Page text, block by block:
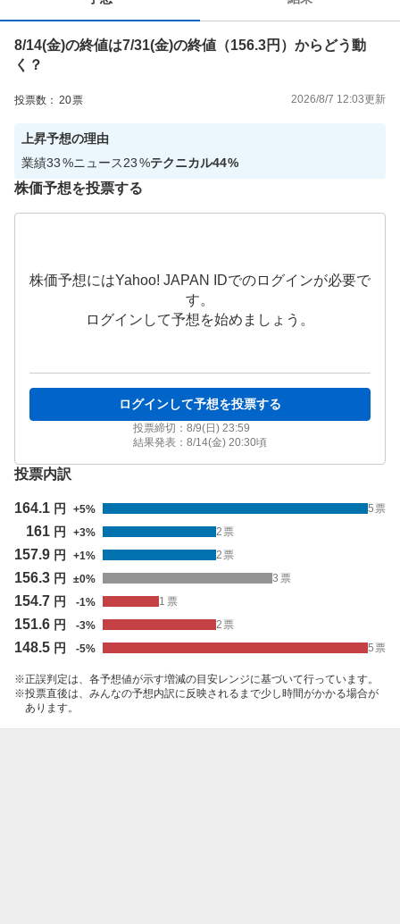
8/14(金)の終値は7/31(金)の終値（156.3円）からどう動
く？
投票数： 20票 2026/8/7 12:03更新
上昇予想の理由
業績33%ニュース23%テクニカル44%
株価予想を投票する
株価予想にはYahoo! JAPAN IDでのログインが必要で
す。
ログインして予想を始めましょう。
ログインして予想を投票する
投票締切： 8/9(日) 23:59
結果発表： 8/14(金) 20:30頃
投票内訳
164.1 円 +5% 5 票
161 円 +3% 2 票
157.9 円 +1% 2 票
156.3 円 ±0% 3 票
154.7 円 -1% 1 票
151.6 円 -3% 2 票
148.5 円 -5% 5 票
正誤判定は、各予想値が示す増減の目安レンジに基づいて行っています。
投票直後は、みんなの予想内訳に反映されるまで少し時間がかかる場合が
あります。